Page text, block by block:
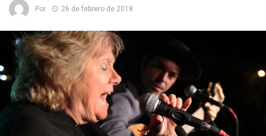
Por 26 de febrero de 2018